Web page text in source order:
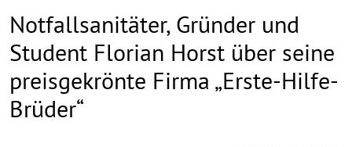
Notfallsanitäter, Gründer und
Student Florian Horst über seine
preisgekrönte Firma „Erste-Hilfe-
Brüder“